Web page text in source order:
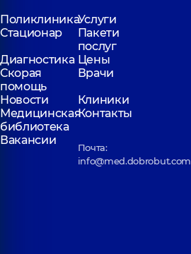
ПоликлиникаУслуги
Стационар
Пакети
послуг
Диагностика Цены
Скорая
помощь
Врачи
Новости
Клиники
Медицинская
библиотека
Контакты
Вакансии
Почта:
info@med.dobrobut.com